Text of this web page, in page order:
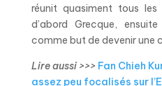
réunit quasiment tous
d’abord Grecque,
comme but de devenir une
Lire aussi >>> Fan Chieh
assez peu focalisés sur